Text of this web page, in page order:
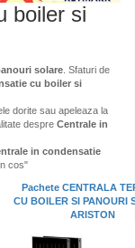
boiler si
solare . Sfaturi de
cu boiler si
dorite sau apeleaza la
despre Centrale in
in condensatie
cos"
Pachete CENTRALA
CU BOILER SI PANOURI
ARISTON